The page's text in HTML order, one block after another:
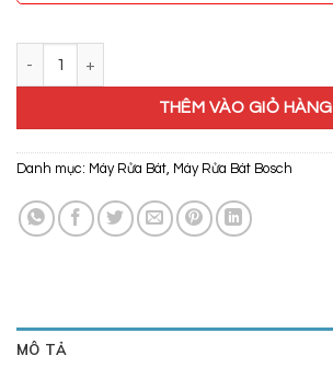
THÊM VÀO GIỎ HÀNG
Danh mục: Máy Rửa Bát, Máy Rửa Bát Bosch
MÔ TẢ